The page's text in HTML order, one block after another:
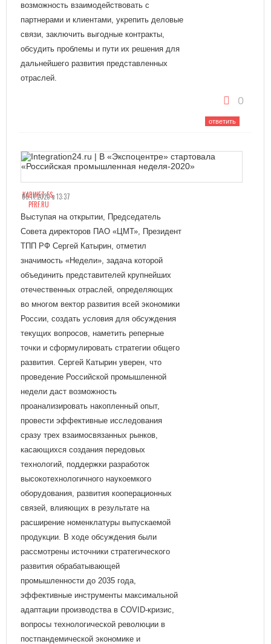
возможность взаимодействовать с
партнерами и клиентами, укрепить деловые
связи, заключить выгодные контракты,
обсудить проблемы и пути их решения для
дальнейшего развития представленных
отраслей.
0
ответить
KABINET-ES-
PFRF.RU
05.11.2020 в 13:37
Выступая на открытии, Председатель
Совета директоров ПАО «ЦМТ», Президент
ТПП РФ Сергей Катырин, отметил
значимость «Недели», задача которой
объединить представителей крупнейших
отечественных отраслей, определяющих
во многом вектор развития всей экономики
России, создать условия для обсуждения
текущих вопросов, наметить реперные
точки и сформулировать стратегии общего
развития. Сергей Катырин уверен, что
проведение Российской промышленной
недели даст возможность
проанализировать накопленный опыт,
провести эффективные исследования
сразу трех взаимосвязанных рынков,
касающихся создания передовых
технологий, поддержки разработок
высокотехнологичного наукоемкого
оборудования, развития кооперационных
связей, влияющих в результате на
расширение номенклатуры выпускаемой
продукции. В ходе обсуждения были
рассмотрены источники стратегического
развития обрабатывающей
промышленности до 2035 года,
эффективные инструменты максимальной
адаптации производства в COVID-кризис,
вопросы технологической революции в
постпандемической экономике и